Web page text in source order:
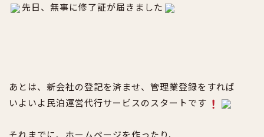
先日、無事に修了証が届きました
あとは、新会社の登記を済ませ、管理業登録をすれば
いよいよ民泊運営代行サービスのスタートです